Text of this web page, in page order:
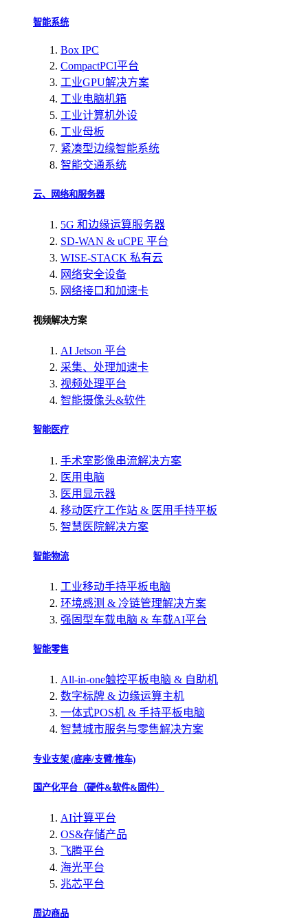
智能系统
Box IPC
CompactPCI平台
工业GPU解决方案
工业电脑机箱
工业计算机外设
工业母板
紧凑型边缘智能系统
智能交通系统
云、网络和服务器
5G 和边缘运算服务器
SD-WAN & uCPE 平台
WISE-STACK 私有云
网络安全设备
网络接口和加速卡
视频解决方案
AI Jetson 平台
采集、处理加速卡
视频处理平台
智能摄像头&软件
智能医疗
手术室影像串流解决方案
医用电脑
医用显示器
移动医疗工作站 & 医用手持平板
智慧医院解决方案
智能物流
工业移动手持平板电脑
环境感测 & 冷链管理解决方案
强固型车载电脑 & 车载AI平台
智能零售
All-in-one触控平板电脑 & 自助机
数字标牌 & 边缘运算主机
一体式POS机 & 手持平板电脑
智慧城市服务与零售解决方案
专业支架 (底座/支臂/推车)
国产化平台（硬件&软件&固件）
AI计算平台
OS&存储产品
飞腾平台
海光平台
兆芯平台
周边商品